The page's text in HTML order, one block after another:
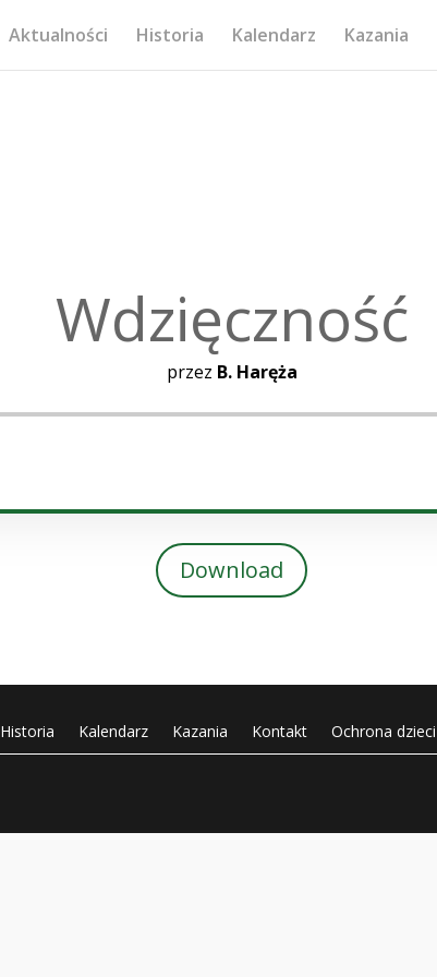
Aktualności Historia Kalendarz Kazania
Wdzięczność
przez B. Haręża
Odtwarzacz
Download
Historia Kalendarz Kazania Kontakt Ochrona dzieci